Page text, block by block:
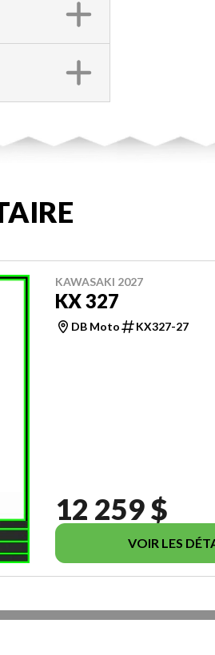
KAWASAKI 2027
KX 327
DB Moto KX327-27
12 259 $
VOIR LES